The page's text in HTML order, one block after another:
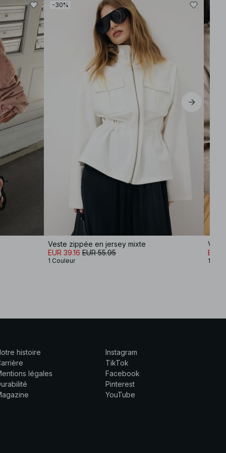
-30%
Veste zippée en jersey mixte
EUR 39.16 EUR 55.95
1 Couleur
EUR
1
histoire
légales
Instagram
TikTok
Facebook
Pinterest
YouTube